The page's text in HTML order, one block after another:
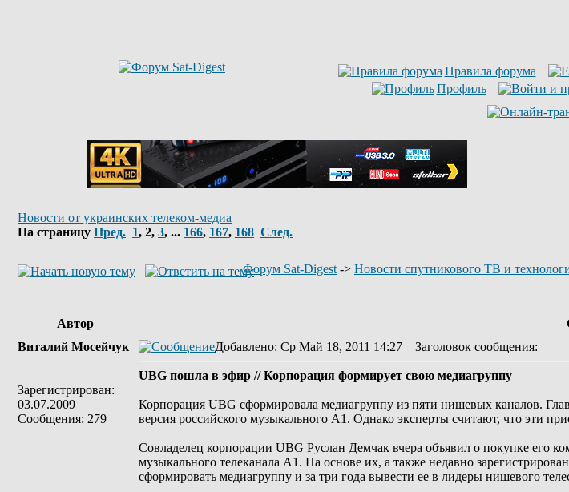
Правила форума
Профиль
Новости от украинских телеком-медиа
На страницу Пред. 1, 2, 3, ... 166, 167, 168 След.
Форум Sat-Digest -> Новости спутникового ТВ и
Автор
Виталий Мосейчук
Зарегистрирован:
03.07.2009
Сообщения: 279
Добавлено: Ср Май 18, 2011 14:27 Заголовок сообщения:
UBG пошла в эфир // Корпорация формирует свою медиагруппу
Корпорация UBG сформировала медиагруппу из пяти нишевых каналов.
версия российского музыкального А1. Однако эксперты считают, что эти
Совладелец корпорации UBG Руслан Демчак вчера объявил о покупке его
музыкального телеканала А1. На основе их, а также недавно
сформировать медиагруппу и за три года вывести ее в лидеры нишевого